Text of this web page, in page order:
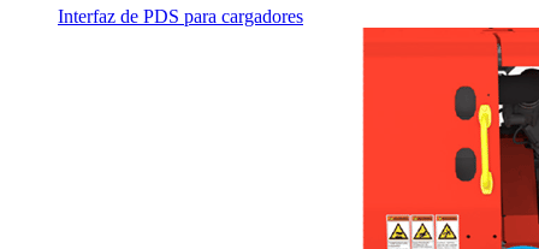
Interfaz de PDS para cargadores